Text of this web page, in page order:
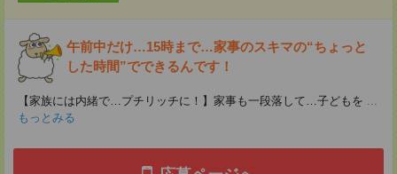
午前中だけ…15時まで…家事のスキマの“ちょっと
した時間”でできるんです！
【家族には内緒で…プチリッチに！】家事も一段落して…子どもを ...
もっとみる